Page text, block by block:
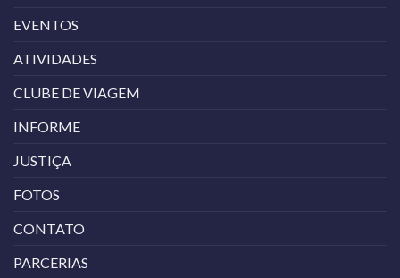
EVENTOS
ATIVIDADES
CLUBE DE VIAGEM
INFORME
JUSTIÇA
FOTOS
CONTATO
PARCERIAS